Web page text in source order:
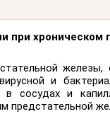
при
и
сосудах и
предстательной